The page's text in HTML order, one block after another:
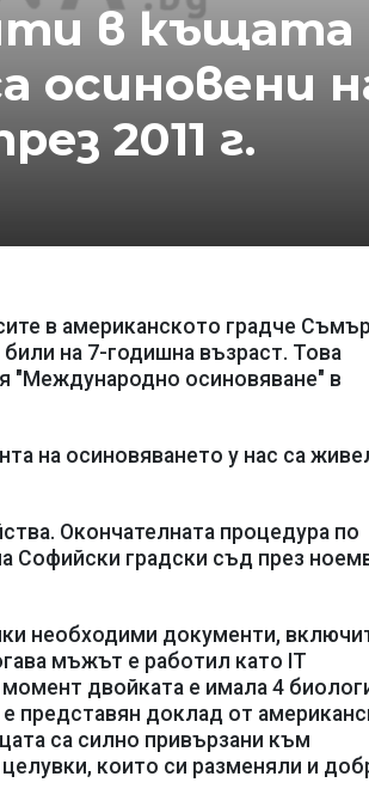
в къщата
осиновени
2011 г.
в американското градче
на 7-годишна възраст. Това
"Международно осиновяване" в
на осиновяването у нас са
Окончателната процедура по
Софийски градски съд през
необходими документи,
мъжът е работил като IT
двойката е имала 4
представян доклад от
са силно привързани към
които си разменяли и